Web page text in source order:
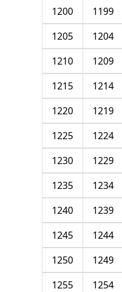
1199
1200
1204
1205
1209
1210
1214
1215
1219
1220
1224
1225
1229
1230
1234
1235
1239
1240
1244
1245
1249
1250
1254
1255